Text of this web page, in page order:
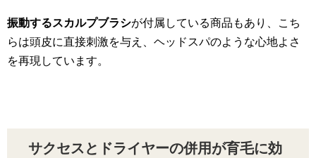
振動するスカルプブラシが付属している商品もあり、こち
らは頭皮に直接刺激を与え、ヘッドスパのような心地よさ
を再現しています。
サクセスとドライヤーの併用が育毛に効